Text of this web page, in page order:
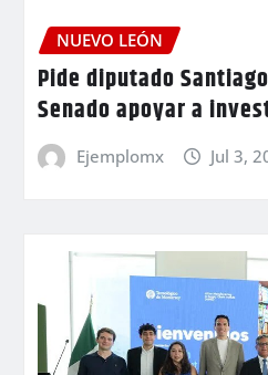
NUEVO LEÓN
Pide diputado
Senado apoyar a
Ejemplomx Jul 3,